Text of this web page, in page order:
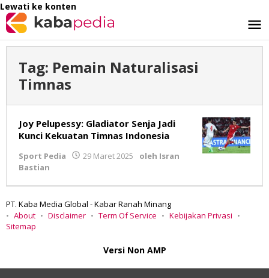
Lewati ke konten
Tag: Pemain Naturalisasi
Timnas
Joy Pelupessy: Gladiator Senja Jadi
Kunci Kekuatan Timnas Indonesia
Sport Pedia 29 Maret 2025 oleh Isran
Bastian
PT. Kaba Media Global - Kabar Ranah Minang
About
Disclaimer Term Of Service
Kebijakan Privasi
Sitemap
Versi Non AMP